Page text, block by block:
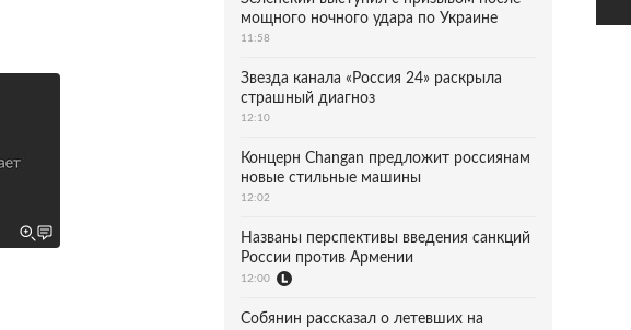
мощного ночного удара по Украине
11:58
Звезда канала «Россия 24» раскрыла
страшный диагноз
12:10
Концерн Changan предложит россиянам
новые стильные машины
12:02
Названы перспективы введения санкций
России против Армении
12:00
Собянин рассказал о летевших на